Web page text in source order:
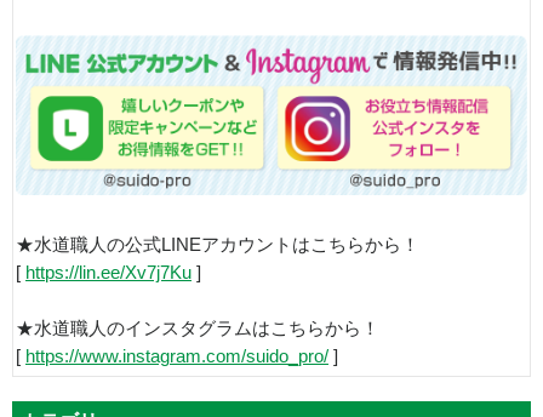
★水道職人の公式LINEアカウントはこちらから！
[ https://lin.ee/Xv7j7Ku ]
★水道職人のインスタグラムはこちらから！
[ https://www.instagram.com/suido_pro/ ]